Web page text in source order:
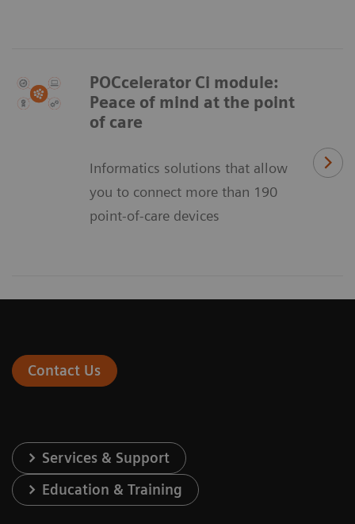
POCcelerator Ci module:
Peace of mind at the point
of care
Informatics solutions that allow
you to connect more than 190
point-of-care devices
Contact Us
Services & Support
Education & Training